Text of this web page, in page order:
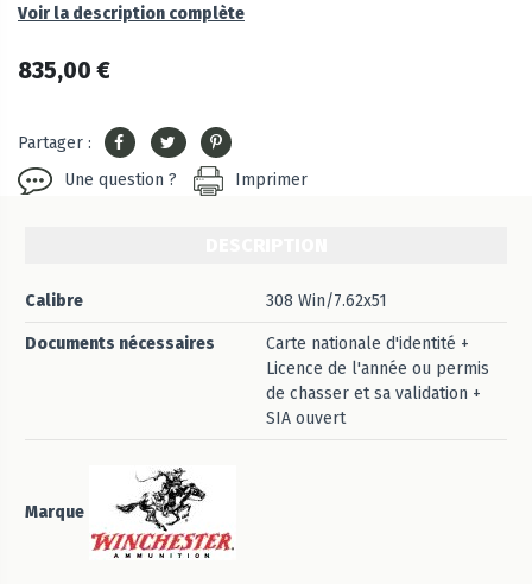
Voir la description complète
835,00 €
Partager :
Une question ?
Imprimer
Calibre 308 Win/7.62x51
Documents nécessaires
Carte nationale d'identité +
Licence de l'année ou permis
de chasser et sa validation +
SIA ouvert
Marque